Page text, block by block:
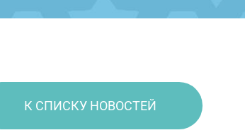
К СПИСКУ НОВОСТЕЙ